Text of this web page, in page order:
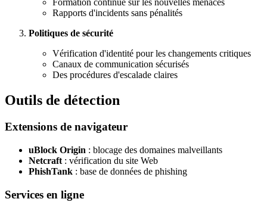
Formation continue sur les nouvelles menaces
Rapports d'incidents sans pénalités
Politiques de sécurité
Vérification d'identité pour les changements critiques
Canaux de communication sécurisés
Des procédures d'escalade claires
Outils de détection
Extensions de navigateur
uBlock Origin : blocage des domaines malveillants
Netcraft : vérification du site Web
PhishTank : base de données de phishing
Services en ligne